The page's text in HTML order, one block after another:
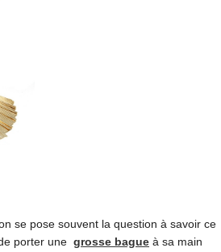
se pose souvent la question à savoir ce
porter une grosse bague à sa main